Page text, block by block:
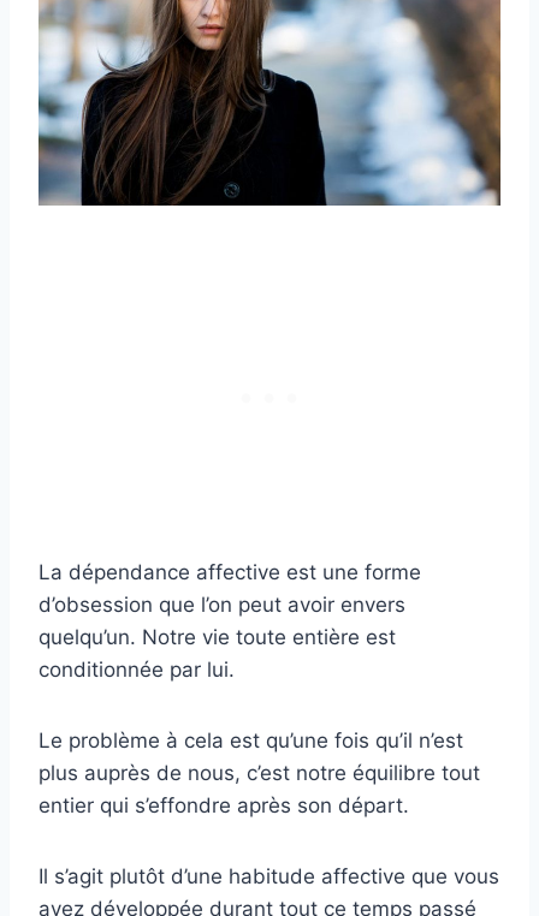
La dépendance affective est une forme
d’obsession que l’on peut avoir envers
quelqu’un. Notre vie toute entière est
conditionnée par lui.
Le problème à cela est qu’une fois qu’il n’est
plus auprès de nous, c’est notre équilibre tout
entier qui s’effondre après son départ.
Il s’agit plutôt d’une habitude affective que vous
avez développée durant tout ce temps passé